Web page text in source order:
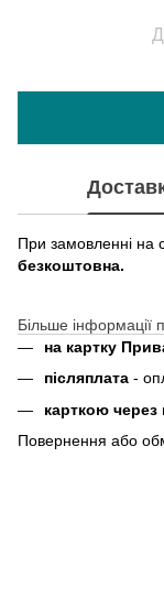
При замовленні на
безкоштовна.
Більше інформації
на картку
пiсляплата -
карткою через
Повернення або